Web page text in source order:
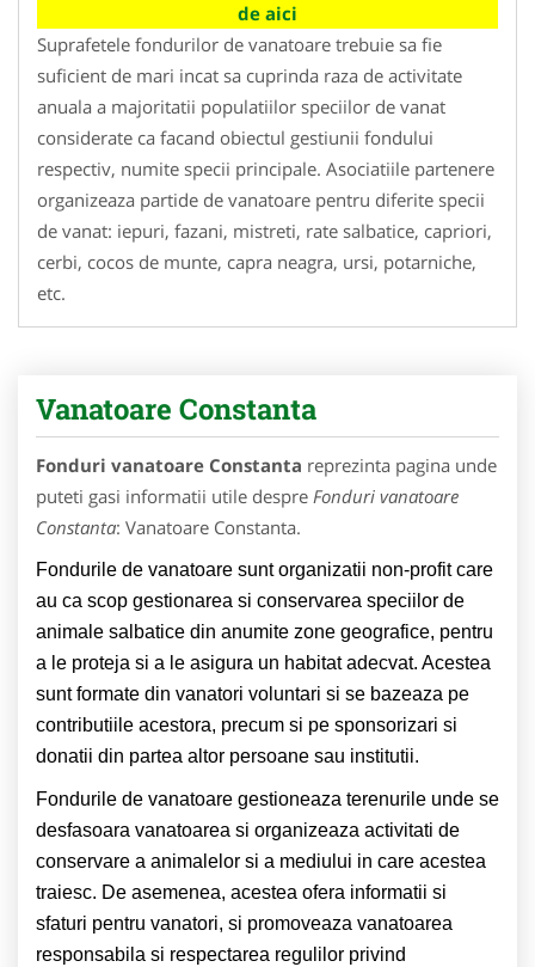
de aici
Suprafetele fondurilor de vanatoare trebuie sa fie
suficient de mari incat sa cuprinda raza de activitate
anuala a majoritatii populatiilor speciilor de vanat
considerate ca facand obiectul gestiunii fondului
respectiv, numite specii principale. Asociatiile partenere
organizeaza partide de vanatoare pentru diferite specii
de vanat: iepuri, fazani, mistreti, rate salbatice, capriori,
cerbi, cocos de munte, capra neagra, ursi, potarniche,
etc.
Vanatoare Constanta
Fonduri vanatoare Constanta reprezinta pagina unde
puteti gasi informatii utile despre Fonduri vanatoare
Constanta: Vanatoare Constanta.
Fondurile de vanatoare sunt organizatii non-profit care
au ca scop gestionarea si conservarea speciilor de
animale salbatice din anumite zone geografice, pentru
a le proteja si a le asigura un habitat adecvat. Acestea
sunt formate din vanatori voluntari si se bazeaza pe
contributiile acestora, precum si pe sponsorizari si
donatii din partea altor persoane sau institutii.
Fondurile de vanatoare gestioneaza terenurile unde se
desfasoara vanatoarea si organizeaza activitati de
conservare a animalelor si a mediului in care acestea
traiesc. De asemenea, acestea ofera informatii si
sfaturi pentru vanatori, si promoveaza vanatoarea
responsabila si respectarea regulilor privind